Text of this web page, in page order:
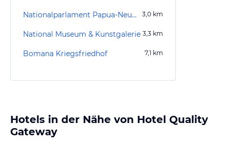
Nationalparlament Papua-Neuguineas 3,0 km
National Museum & Kunstgalerie 3,3 km
Bomana Kriegsfriedhof 7,1 km
Hotels in der Nähe von Hotel Quality
Gateway